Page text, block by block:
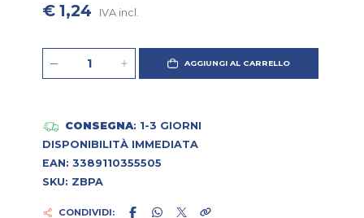
€ 1,24 IVA incl.
AGGIUNGI AL CARRELLO
CONSEGNA: 1-3 GIORNI
DISPONIBILITÀ IMMEDIATA
EAN: 3389110355505
SKU: ZBPA
CONDIVIDI: